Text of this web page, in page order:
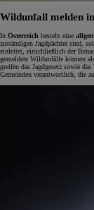
Wildunfall melden
In Österreich besteht eine
zuständigen Jagdpächter sind,
einleitet, einschließlich der
gemeldete Wildunfälle können
greifen das Jagdgesetz sowie
Gemeinden verantwortlich, die